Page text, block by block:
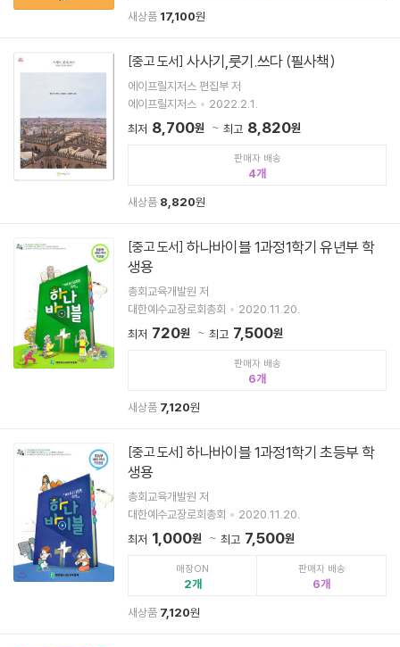
새상품 17,100원
[중고 도서] 사사기,룻기.쓰다 (필사책)
에이프릴지저스 편집부 저
에이프릴지저스
2022.2.1.
최저 8,700원 최고 8,820원
판매자 배송
4
새상품 8,820원
[중고 도서] 하나바이블 1과정1학기 유년부 학
생용
총회교육개발원 저
대한예수교장로회총회
2020.11.20.
최저 720원 최고 7,500원
판매자 배송
6
새상품 7,120원
[중고 도서] 하나바이블 1과정1학기 초등부 학
생용
총회교육개발원 저
대한예수교장로회총회
2020.11.20.
최저 1,000원 최고 7,500원
매장ON
2
판매자 배송
6
새상품 7,120원